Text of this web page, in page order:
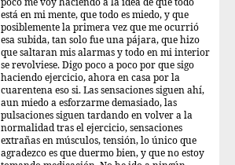
poco me voy haciendo a la idea de que todo
está en mi mente, que todo es miedo, y que
posiblemente la primera vez que me ocurrió
esa subida, tan solo fue una pájara, que hizo
que saltaran mis alarmas y todo en mi interior
se revolviese. Digo poco a poco por que sigo
haciendo ejercicio, ahora en casa por la
cuarentena eso si. Las sensaciones siguen ahí,
aun miedo a esforzarme demasiado, las
pulsaciones siguen tardando en volver a la
normalidad tras el ejercicio, sensaciones
extrañas en músculos, tensión, lo único que
agradezco es que duermo bien, y que no estoy